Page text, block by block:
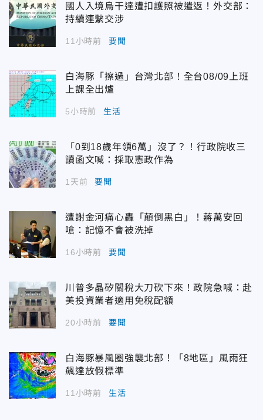
國人入境烏干達遭扣護照被遣返！外交部：
持續連繫交涉
11小時前 要聞
白海豚「擦過」台灣北部！全台08/09上班
上課全出爐
5小時前 生活
「0到18歲年領6萬」沒了？！行政院收三
讀函文喊：採取憲政作為
1天前 要聞
遭謝金河痛心轟「顛倒黑白」！蔣萬安回
嗆：記憶不會被洗掉
16小時前 要聞
川普多晶矽關稅大刀砍下來！政院急喊：赴
美投資業者適用免稅配額
20小時前 要聞
白海豚暴風圈強襲北部！「8地區」風雨狂
飆達放假標準
11小時前 生活